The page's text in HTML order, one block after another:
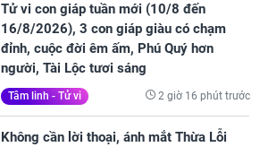
Tử vi con giáp tuần mới (10/8 đến
16/8/2026), 3 con giáp giàu có chạm
đỉnh, cuộc đời êm ấm, Phú Quý hơn
người, Tài Lộc tươi sáng
Tâm linh - Tử vi 2 giờ 16 phút trước
Không cần lời thoại, ánh mắt Thừa Lỗi